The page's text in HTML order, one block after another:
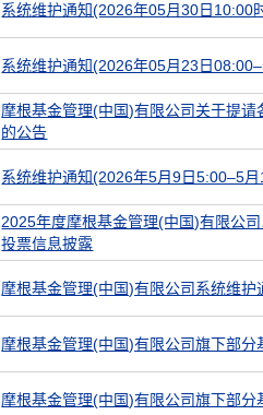
系统维护通知(2026年05月30日10:00
系统维护通知(2026年05月23日
摩根基金管理(中国)有限公司关于提
的公告
系统维护通知(2026年5月9日5:00–5
2025年度摩根基金管理(中国)有限公
投票信息披露
摩根基金管理(中国)有限公司系统维护
摩根基金管理(中国)有限公司旗下部
摩根基金管理(中国)有限公司旗下部